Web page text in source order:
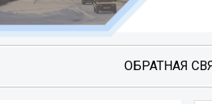
ОБРАТНАЯ